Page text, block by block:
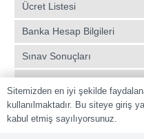
Ücret Listesi
Banka Hesap Bilgileri
Sınav Sonuçları
Aday Girişi
Sınav Merkezleri
Sitemizden en iyi şekilde
kullanılmaktadır. Bu siteye giriş
kabul etmiş sayılıyorsunuz.